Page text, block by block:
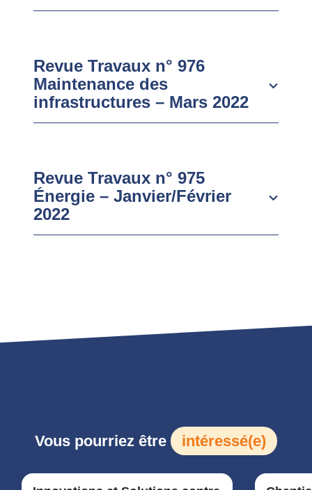
Revue Travaux n° 976
Maintenance des
infrastructures – Mars 2022
Revue Travaux n° 975
Énergie – Janvier/Février
2022
Vous pourriez être intéressé(e)